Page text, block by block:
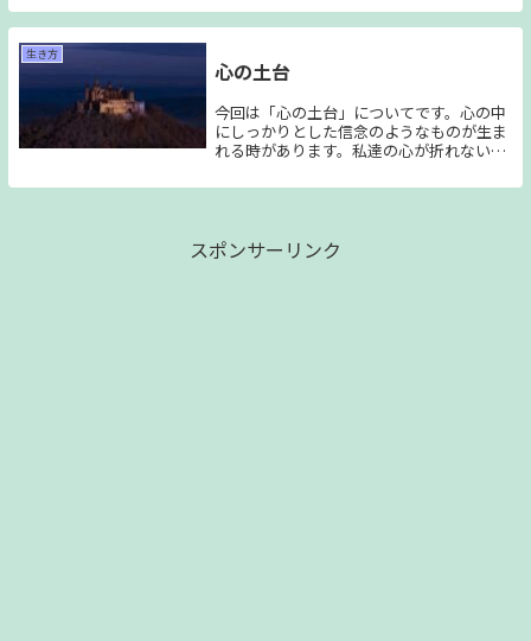
はそんなおっちょこちょいな特徴につい
て、触れていけたらいいなって思ってま
生き方
心の土台
今回は「心の土台」についてです。心の中
にしっかりとした信念のようなものが生ま
れる時があります。私達の心が折れないよ
台」が必要だと感じます。そんなそれぞれ
スポンサーリンク